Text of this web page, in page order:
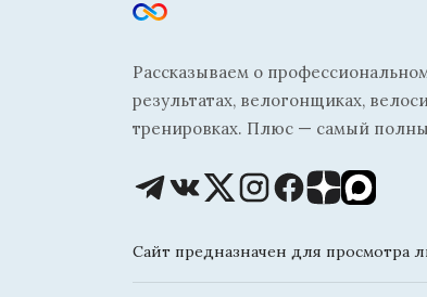
Рассказываем о
результатах, велогонщиках,
тренировках. Плюс — самый
Сайт предназначен для просмотра